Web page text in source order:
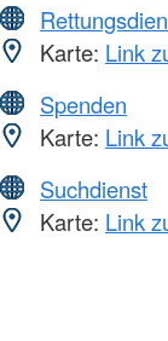
Karte: Link
Spenden
Karte: Link
Suchdienst
Karte: Link